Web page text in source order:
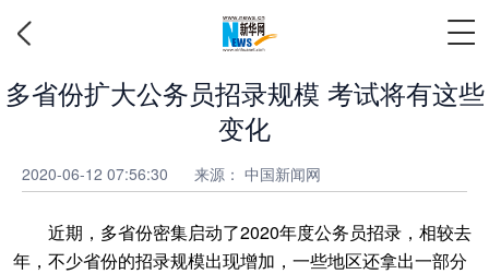
多省份扩大公务员招录规模 考试将有这些
变化
2020-06-12 07:56:30 来源： 中国新闻网
近期，多省份密集启动了2020年度公务员招录，相较去
年，不少省份的招录规模出现增加，一些地区还拿出一部分